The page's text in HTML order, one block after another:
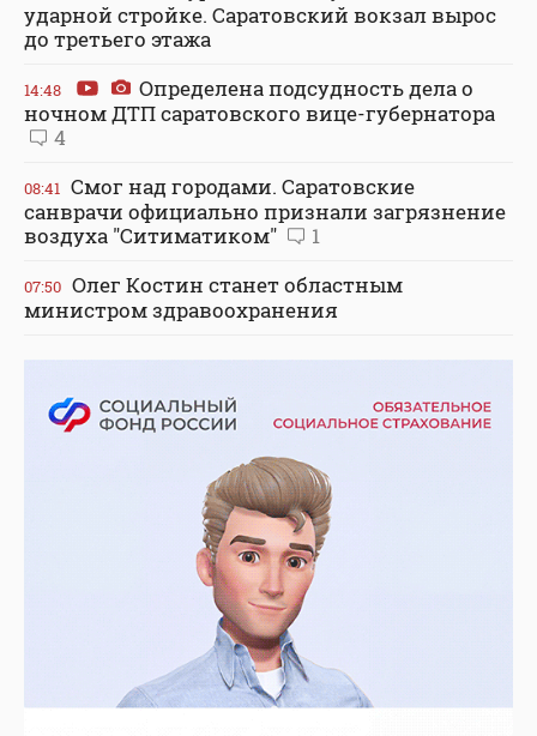
ударной стройке. Саратовский вокзал вырос
до третьего этажа
14:48
Определена подсудность дела о
ночном ДТП саратовского вице-губернатора
4
08:41 Смог над городами. Саратовские
санврачи официально признали загрязнение
воздуха "Ситиматиком"
1
07:50 Олег Костин станет областным
министром здравоохранения